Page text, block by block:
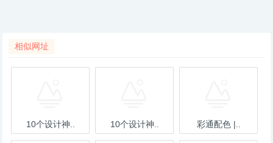
相似网址
10个设计神.. 10个设计神.. 彩通配色 |..